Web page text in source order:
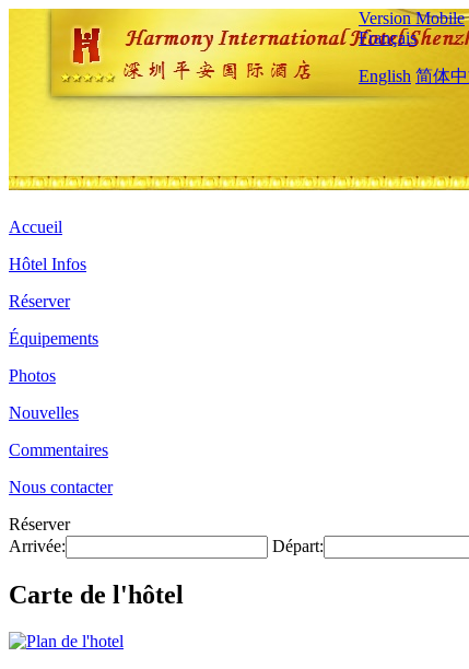
Version Mobile
Français
English 简体
Accueil
Hôtel Infos
Réserver
Équipements
Photos
Nouvelles
Commentaires
Nous contacter
Réserver
Arrivée:
Départ:
Carte de l'hôtel